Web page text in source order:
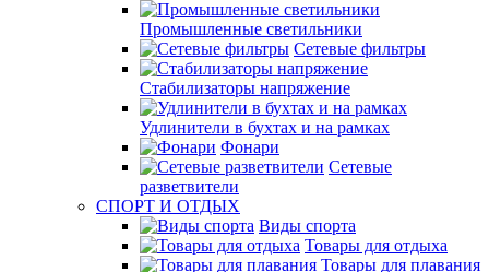
Промышленные светильники
Сетевые фильтры
Стабилизаторы напряжение
Удлинители в бухтах и на рамках
Фонари
Сетевые
разветвители
СПОРТ И ОТДЫХ
Виды спорта
Товары для отдыха
Товары для плавания